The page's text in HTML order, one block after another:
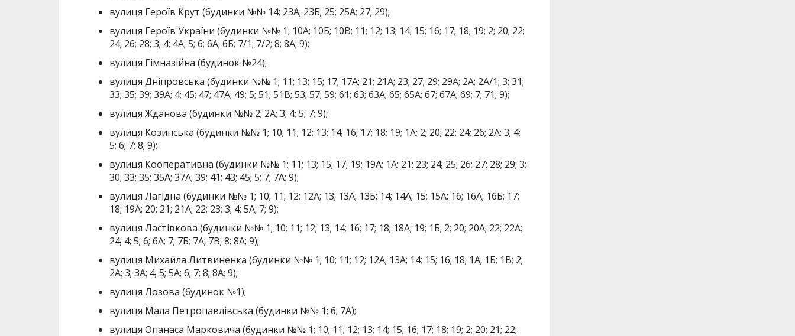
вулиця Героїв Крут (будинки №№ 14; 23А; 23Б; 25; 25А; 27; 29);
вулиця Героїв України (будинки №№ 1; 10А; 10Б; 10В; 11; 12; 13; 14; 15; 16; 17; 18; 19; 2; 20; 22;
24; 26; 28; 3; 4; 4А; 5; 6; 6А; 6Б; 7/1; 7/2; 8; 8А; 9);
вулиця Гімназійна (будинок №24);
вулиця Дніпровська (будинки №№ 1; 11; 13; 15; 17; 17А; 21; 21А; 23; 27; 29; 29А; 2А; 2А/1; 3; 31;
33; 35; 39; 39А; 4; 45; 47; 47А; 49; 5; 51; 51В; 53; 57; 59; 61; 63; 63А; 65; 65А; 67; 67А; 69; 7; 71; 9);
вулиця Жданова (будинки №№ 2; 2А; 3; 4; 5; 7; 9);
вулиця Козинська (будинки №№ 1; 10; 11; 12; 13; 14; 16; 17; 18; 19; 1А; 2; 20; 22; 24; 26; 2А; 3; 4;
5; 6; 7; 8; 9);
вулиця Кооперативна (будинки №№ 1; 11; 13; 15; 17; 19; 19А; 1А; 21; 23; 24; 25; 26; 27; 28; 29; 3;
30; 33; 35; 35А; 37А; 39; 41; 43; 45; 5; 7; 7А; 9);
вулиця Лагідна (будинки №№ 1; 10; 11; 12; 12А; 13; 13А; 13Б; 14; 14А; 15; 15А; 16; 16А; 16Б; 17;
18; 19А; 20; 21; 21А; 22; 23; 3; 4; 5А; 7; 9);
вулиця Ластівкова (будинки №№ 1; 10; 11; 12; 13; 14; 16; 17; 18; 18А; 19; 1Б; 2; 20; 20А; 22; 22А;
24; 4; 5; 6; 6А; 7; 7Б; 7А; 7В; 8; 8А; 9);
вулиця Михайла Литвиненка (будинки №№ 1; 10; 11; 12; 12А; 13А; 14; 15; 16; 18; 1А; 1Б; 1В; 2;
2А; 3; 3А; 4; 5; 5А; 6; 7; 8; 8А; 9);
вулиця Лозова (будинок №1);
вулиця Мала Петропавлівська (будинки №№ 1; 6; 7А);
вулиця Опанаса Марковича (будинки №№ 1; 10; 11; 12; 13; 14; 15; 16; 17; 18; 19; 2; 20; 21; 22;